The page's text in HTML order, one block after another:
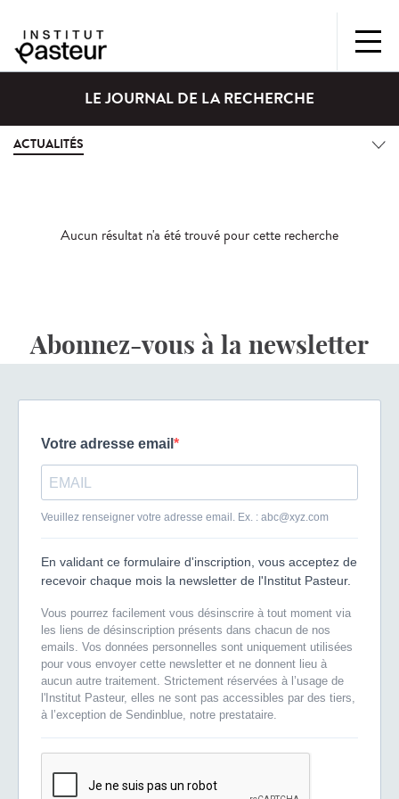
LE JOURNAL DE LA RECHERCHE
ACTUALITÉS
Aucun résultat n'a été trouvé pour cette recherche
Abonnez-vous à la newsletter